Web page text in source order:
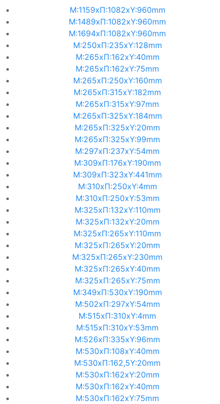
M:1159xΠ:1082xΥ:960mm
M:1489xΠ:1082xΥ:960mm
M:1694xΠ:1082xΥ:960mm
M:250xΠ:235xΥ:128mm
M:265xΠ:162xΥ:40mm
M:265xΠ:162xΥ:75mm
M:265xΠ:250xΥ:160mm
M:265xΠ:315xΥ:182mm
M:265xΠ:315xΥ:97mm
M:265xΠ:325xΥ:184mm
M:265xΠ:325xΥ:20mm
M:265xΠ:325xΥ:99mm
M:297xΠ:237xΥ:54mm
M:309xΠ:176xΥ:190mm
M:309xΠ:323xΥ:441mm
M:310xΠ:250xΥ:4mm
M:310xΠ:250xΥ:53mm
M:325xΠ:132xΥ:110mm
M:325xΠ:132xΥ:20mm
M:325xΠ:265xΥ:110mm
M:325xΠ:265xΥ:20mm
M:325xΠ:265xΥ:230mm
M:325xΠ:265xΥ:40mm
M:325xΠ:265xΥ:75mm
M:349xΠ:530xΥ:190mm
M:502xΠ:297xΥ:54mm
M:515xΠ:310xΥ:4mm
M:515xΠ:310xΥ:53mm
M:526xΠ:335xΥ:96mm
M:530xΠ:108xΥ:40mm
M:530xΠ:162,5Υ:20mm
M:530xΠ:162xΥ:20mm
M:530xΠ:162xΥ:40mm
M:530xΠ:162xΥ:75mm